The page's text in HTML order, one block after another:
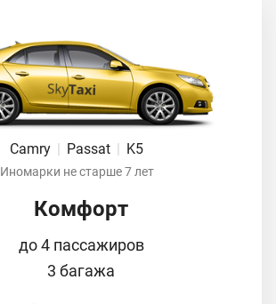
Camry Passat K5
Иномарки не старше 7 лет
Комфорт
до 4 пассажиров
3 багажа